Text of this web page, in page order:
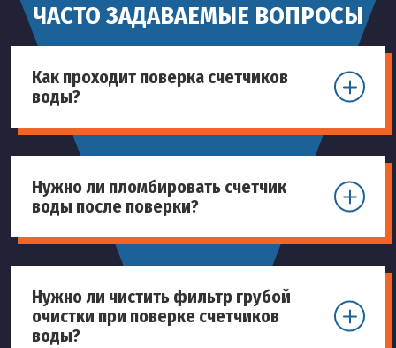
ЧАСТО ЗАДАВАЕМЫЕ ВОПРОСЫ
Как проходит поверка счетчиков
воды?
Нужно ли пломбировать счетчик
воды после поверки?
Нужно ли чистить фильтр грубой
очистки при поверке счетчиков
воды?